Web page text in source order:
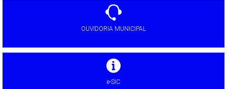
OUVIDORIA MUNICIPAL
e-SIC